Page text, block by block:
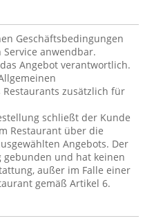
Geschäftsbedingungen
anwendbar.
Angebot verantwortlich.
zusätzlich für
schließt der Kunde
Restaurant über die
Angebots. Der
gebunden und hat keinen
außer im Falle einer
gemäß Artikel 6.